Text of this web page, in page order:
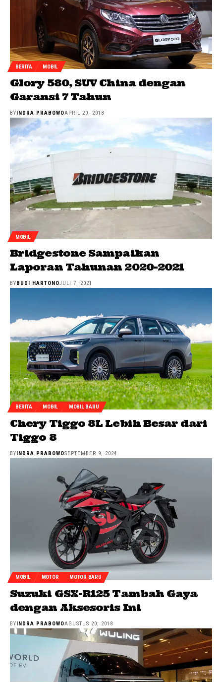
BERITA MOBIL
Glory 580, SUV China dengan
Garansi 7 Tahun
BY INDRA PRABOWOAPRIL 20, 2018
MOBIL
Bridgestone Sampaikan
Laporan Tahunan 2020-2021
BY BUDI HARTONOJULI 7, 2021
BERITA MOBIL MOBIL BARU
Chery Tiggo 8L Lebih Besar dari
Tiggo 8
BYINDRA PRABOWOSEPTEMBER 9, 2024
MOBIL MOTOR MOTOR BARU
Suzuki GSX-R125 Tambah Gaya
dengan Aksesoris Ini
BYINDRA PRABOWOAGUSTUS 20, 2018